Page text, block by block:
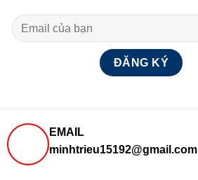
EMAIL
minhtrieu15192@gmail.com